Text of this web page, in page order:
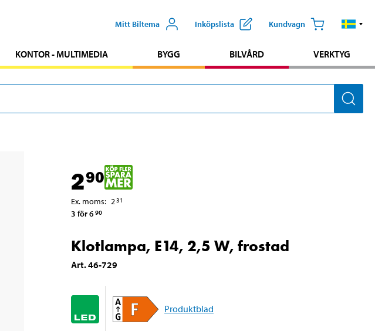
Mitt Biltema Inköpslista Kundvagn
KONTOR - MULTIMEDIA BYGG BILVÅRD VERKTYG
290
Ex. moms: 231
3 för 6 90
Klotlampa, E14, 2,5 W, frostad
Art.46-729
Produktblad